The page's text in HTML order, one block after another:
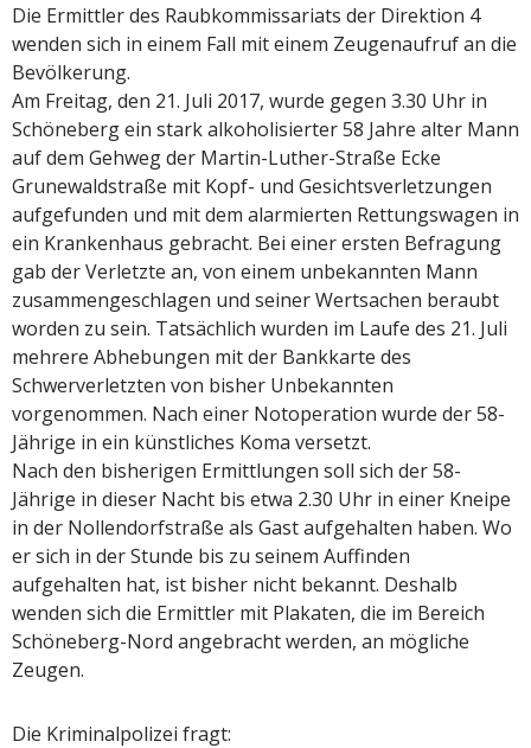
Die Ermittler des Raubkommissariats der Direktion 4
wenden sich in einem Fall mit einem Zeugenaufruf an die
Bevölkerung.
Am Freitag, den 21. Juli 2017, wurde gegen 3.30 Uhr in
Schöneberg ein stark alkoholisierter 58 Jahre alter Mann
auf dem Gehweg der Martin-Luther-Straße Ecke
Grunewaldstraße mit Kopf- und Gesichtsverletzungen
aufgefunden und mit dem alarmierten Rettungswagen in
ein Krankenhaus gebracht. Bei einer ersten Befragung
gab der Verletzte an, von einem unbekannten Mann
zusammengeschlagen und seiner Wertsachen beraubt
worden zu sein. Tatsächlich wurden im Laufe des 21. Juli
mehrere Abhebungen mit der Bankkarte des
Schwerverletzten von bisher Unbekannten
vorgenommen. Nach einer Notoperation wurde der 58-
Jährige in ein künstliches Koma versetzt.
Nach den bisherigen Ermittlungen soll sich der 58-
Jährige in dieser Nacht bis etwa 2.30 Uhr in einer Kneipe
in der Nollendorfstraße als Gast aufgehalten haben. Wo
er sich in der Stunde bis zu seinem Auffinden
aufgehalten hat, ist bisher nicht bekannt. Deshalb
wenden sich die Ermittler mit Plakaten, die im Bereich
Schöneberg-Nord angebracht werden, an mögliche
Zeugen.
Die Kriminalpolizei fragt: